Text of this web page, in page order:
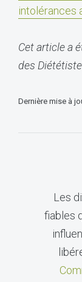
intolérances
Cet article a
des
Dernière mise à
Les
fiables